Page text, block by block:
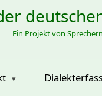
Ein Projekt von